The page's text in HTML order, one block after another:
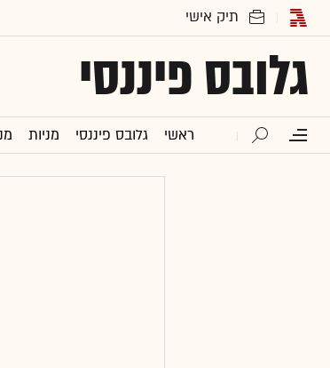
גלובס פיננסי
ראשי גלובס פיננסי מניות